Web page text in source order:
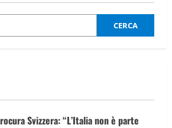
CERCA
Svizzera: “L’Italia non è parte